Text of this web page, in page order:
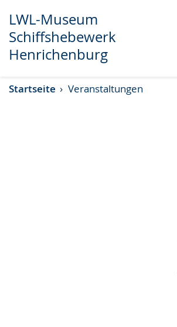
Transkript anzeigen
Abspielen
Pausieren
LWL-Museum
Schiffshebewerk
Henrichenburg
Startseite Veranstaltungen